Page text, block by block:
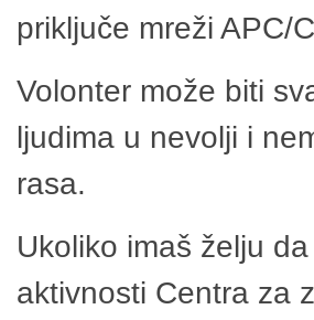
priključe mreži APC/
Volonter može biti
ljudima u nevolji i
rasa.
Ukoliko imaš želju
aktivnosti Centra za